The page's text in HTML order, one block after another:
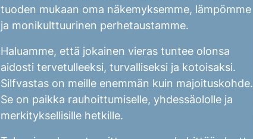
tuoden mukaan oma näkemyksemme, lämpömme
ja monikulttuurinen perhetaustamme.
Haluamme, että jokainen vieras tuntee olonsa
aidosti tervetulleeksi, turvalliseksi ja kotoisaksi.
Silfvastas on meille enemmän kuin majoituskohde.
Se on paikka rauhoittumiselle, yhdessäololle ja
merkityksellisille hetkille.